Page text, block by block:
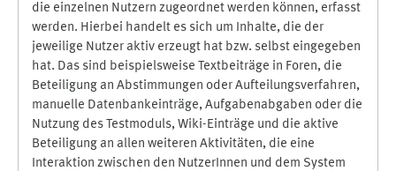
die einzelnen Nutzern zugeordnet werden können, erfasst
werden. Hierbei handelt es sich um Inhalte, die der
jeweilige Nutzer aktiv erzeugt hat bzw. selbst eingegeben
hat. Das sind beispielsweise Textbeiträge in Foren, die
Beteiligung an Abstimmungen oder Aufteilungsverfahren,
manuelle Datenbankeinträge, Aufgabenabgaben oder die
Nutzung des Testmoduls, Wiki-Einträge und die aktive
Beteiligung an allen weiteren Aktivitäten, die eine
Interaktion zwischen den NutzerInnen und dem System